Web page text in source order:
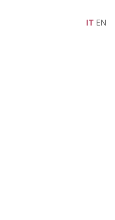
IT EN